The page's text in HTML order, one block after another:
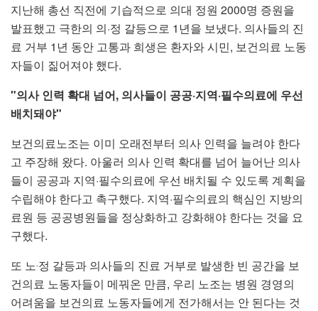
지난해 총선 직전에 기습적으로 의대 정원 2000명 증원을
발표했고 극한의 의·정 갈등으로 1년을 보냈다. 의사들의 진
료 거부 1년 동안 고통과 희생은 환자와 시민, 보건의료 노동
자들이 짊어져야 했다.
"의사 인력 확대 넘어, 의사들이 공공·지역·필수의료에 우선
배치돼야"
보건의료노조는 이미 오래전부터 의사 인력을 늘려야 한다
고 주장해 왔다. 아울러 의사 인력 확대를 넘어 늘어난 의사
들이 공공과 지역·필수의료에 우선 배치될 수 있도록 계획을
수립해야 한다고 촉구했다. 지역·필수의료의 핵심인 지방의
료원 등 공공병원들을 정상화하고 강화해야 한다는 것을 요
구했다.
또 노‧정 갈등과 의사들의 진료 거부로 발생한 빈 공간을 보
건의료 노동자들이 메꿔온 만큼, 우리 노조는 병원 경영의
어려움을 보건의료 노동자들에게 전가해서는 안 된다는 것